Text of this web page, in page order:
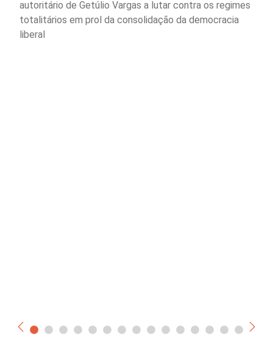
autoritário de Getúlio Vargas a lutar contra os regimes
totalitários em prol da consolidação da democracia
liberal